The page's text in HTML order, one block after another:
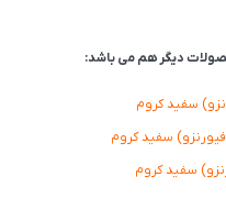
دیگر هم می باشد:
سفید کروم
سفید کروم
سفید کروم